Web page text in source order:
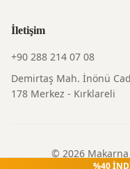
%40
İletişim
+90 288 214 07 08
Demirtaş Mah. İnönü
178 Merkez - Kırklareli
© 2026